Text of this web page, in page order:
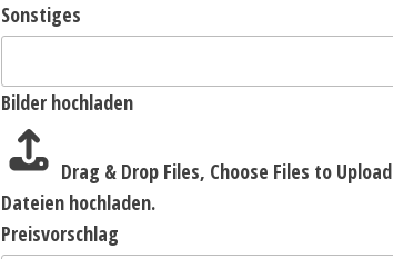
Sonstiges
Bilder hochladen
Drag & Drop Files, Choose Files to Upload
Dateien hochladen.
Preisvorschlag